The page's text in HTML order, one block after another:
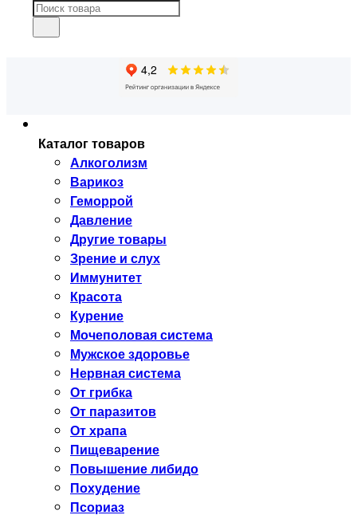
Каталог товаров
Алкоголизм
Варикоз
Геморрой
Давление
Другие товары
Зрение и слух
Иммунитет
Красота
Курение
Мочеполовая система
Мужское здоровье
Нервная система
От грибка
От паразитов
От храпа
Пищеварение
Повышение либидо
Похудение
Псориаз